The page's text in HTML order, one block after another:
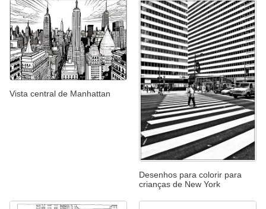
Vista central de Manhattan
Desenhos para colorir para
crianças de New York